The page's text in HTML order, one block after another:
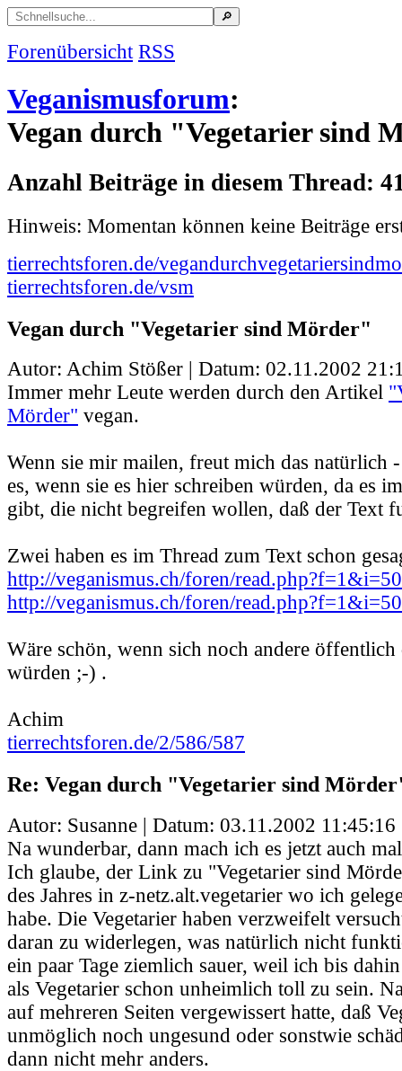
Forenübersicht RSS
Veganismusforum:
Vegan durch "Vegetarier sind
Anzahl Beiträge in diesem Thread:
Hinweis: Momentan können keine Beiträge
tierrechtsforen.de/
tierrechtsforen.de/vsm
Vegan durch "Vegetarier sind Mörder"
Autor: Achim Stößer | Datum: 02.11.2002
Immer mehr Leute werden durch den Artikel
Mörder" vegan.
Wenn sie mir mailen, freut mich das natürlich -
es, wenn sie es hier schreiben würden, da es
gibt, die nicht begreifen wollen, daß der Text
Zwei haben es im Thread zum Text schon
http://veganismus.ch/foren/
http://veganismus.ch/foren/
Wäre schön, wenn sich noch andere öffentlich
würden ;-) .
Achim
tierrechtsforen.de/2/586/587
Re: Vegan durch "Vegetarier sind
Autor: Susanne | Datum: 03.11.2002 11:45:16
Na wunderbar, dann mach ich es jetzt auch
Ich glaube, der Link zu "Vegetarier sind
des Jahres in z-netz.alt.vegetarier wo ich
habe. Die Vegetarier haben verzweifelt
daran zu widerlegen, was natürlich nicht
ein paar Tage ziemlich sauer, weil ich bis
als Vegetarier schon unheimlich toll zu sein.
auf mehreren Seiten vergewissert hatte, daß
unmöglich noch ungesund oder sonstwie
dann nicht mehr anders.